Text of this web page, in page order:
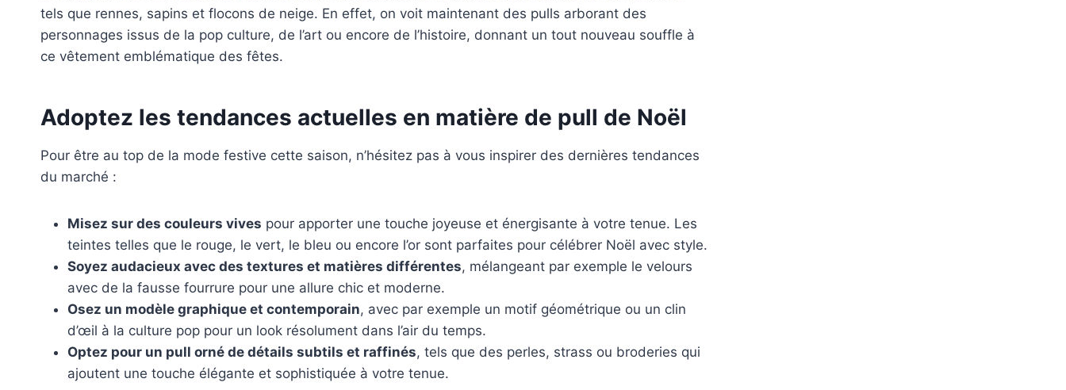
tels que rennes, sapins et flocons de neige. En effet, on voit maintenant des pulls arborant des
personnages issus de la pop culture, de l’art ou encore de l’histoire, donnant un tout nouveau souffle à
ce vêtement emblématique des fêtes.
Adoptez les tendances actuelles en matière de pull de Noël
Pour être au top de la mode festive cette saison, n’hésitez pas à vous inspirer des dernières tendances
du marché :
Misez sur des couleurs vives pour apporter une touche joyeuse et énergisante à votre tenue. Les
teintes telles que le rouge, le vert, le bleu ou encore l’or sont parfaites pour célébrer Noël avec style.
Soyez audacieux avec des textures et matières différentes, mélangeant par exemple le velours
avec de la fausse fourrure pour une allure chic et moderne.
Osez un modèle graphique et contemporain, avec par exemple un motif géométrique ou un clin
d’œil à la culture pop pour un look résolument dans l’air du temps.
Optez pour un pull orné de détails subtils et raffinés, tels que des perles, strass ou broderies qui
ajoutent une touche élégante et sophistiquée à votre tenue.